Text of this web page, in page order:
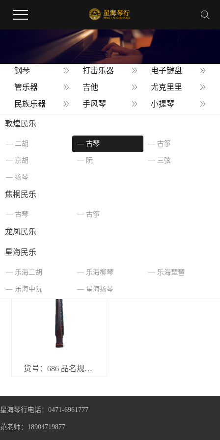
钢琴 打击乐器
电子键盘
管乐器
吉他
尤克里里
民族乐器
敦煌民乐
二胡 古琴 古筝
京胡 阮 三弦
扬琴
焦桐民乐
古琴 古筝
龙凤民乐
星海民乐
乐海二胡 乐海柳琴 乐海琵琶
乐海中阮 星海扬琴
手风琴
小提琴
乐器配件
首 页 > 产品 > 古琴
货号：686 品名规格：古琴（普及）（人工干燥材） 官网标价2700元
星海琴行电话：0471-6961777
范老师：18904719877